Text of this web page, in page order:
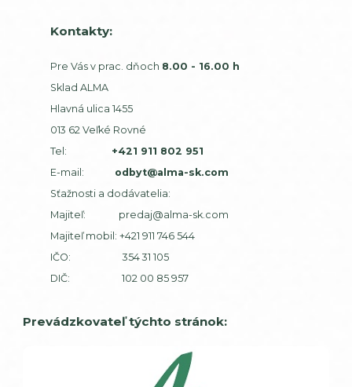
Kontakty:
Pre Vás v prac. dňoch 8.00 - 16.00 h
Sklad ALMA
Hlavná ulica 1455
013 62 Veľké Rovné
Tel:
+421 911 802 951
E-mail: odbyt@alma-sk.com
Sťažnosti a dodávatelia:
Majiteľ: predaj@alma-sk.com
Majiteľ mobil: +421 911 746 544
IČO: 354 31 105
DIČ: 102 00 85 957
Prevádzkovateľ týchto stránok: